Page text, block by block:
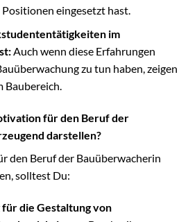
eingesetzt hast.
im
Auch wenn diese Erfahrungen
zu tun haben, zeigen
Baubereich.
für den Beruf der
darstellen?
den Beruf der Bauüberwacherin
solltest Du:
die Gestaltung von